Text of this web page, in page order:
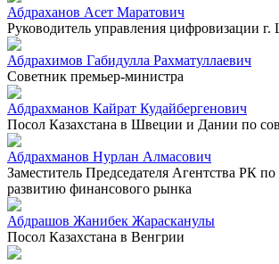
Абдраханов Асет Маратович
Руководитель управления цифровизации
Абдрахимов Габидулла Рахматуллаевич
Советник премьер-министра
Абдрахманов Кайрат Кудайбергенович
Посол Казахстана в Швеции и Дании по
Абдрахманов Нурлан Алмасович
Заместитель Председателя Агентства РК
развитию финансового рынка
Абдрашов Жанибек Жарасканулы
Посол Казахстана в Венгрии